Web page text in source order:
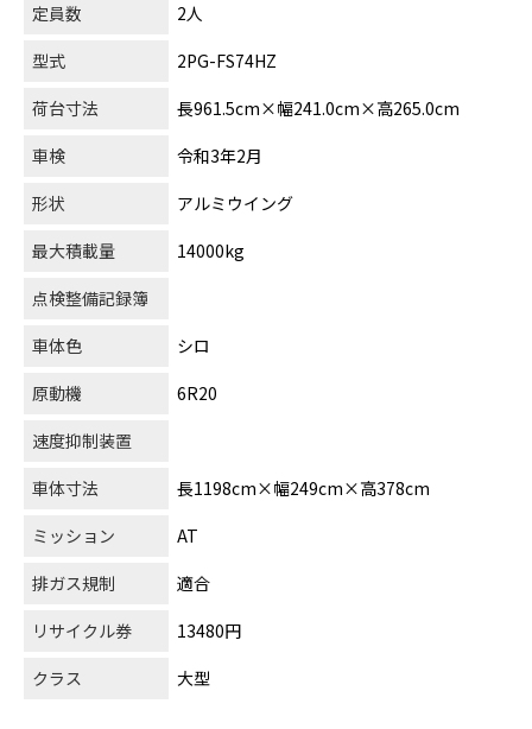
定員数
2人
型式
2PG-FS74HZ
荷台寸法
長961.5cm×幅241.0cm×高265.0cm
車検
令和3年2月
形状
アルミウイング
最大積載量
14000kg
点検整備記録簿
車体色
シロ
原動機
6R20
速度抑制装置
車体寸法
長1198cm×幅249cm×高378cm
ミッション
AT
排ガス規制
適合
リサイクル券
13480円
クラス
大型